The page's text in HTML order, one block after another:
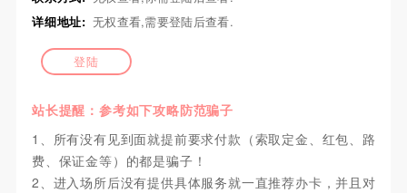
详细地址: 无权查看,需要登陆后查看.
登陆
站长提醒：参考如下攻略防范骗子
1、所有没有见到面就提前要求付款（索取定金、红包、路
费、保证金等）的都是骗子！
2、进入场所后没有提供具体服务就一直推荐办卡，并且对